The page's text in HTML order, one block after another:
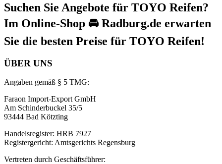
Suchen Sie Angebote für TOYO Reifen?
Im Online-Shop 🚘 Radburg.de erwarten
Sie die besten Preise für TOYO Reifen!
ÜBER UNS
Angaben gemäß § 5 TMG:
Faraon Import-Export GmbH
Am Schinderbuckel 35/5
93444 Bad Kötzting
Handelsregister: HRB 7927
Registergericht: Amtsgerichts Regensburg
Vertreten durch Geschäftsführer: